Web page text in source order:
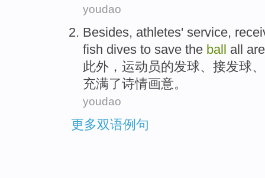
youdao
Besides, athletes' service,
fish dives to save the ball all are
此外 ， 运动员的发球、接发球、
充满了诗情画意。
youdao
更多双语例句